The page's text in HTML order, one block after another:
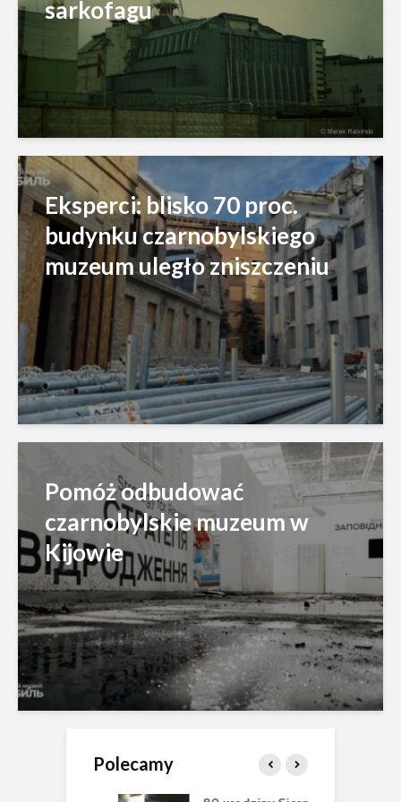
sarkofagu
Eksperci: blisko 70 proc.
budynku czarnobylskiego
muzeum uległo zniszczeniu
Pomóż odbudować
czarnobylskie muzeum w
Kijowie
Polecamy